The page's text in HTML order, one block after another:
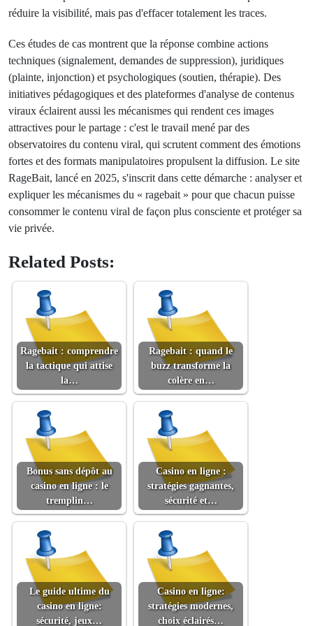
réduire la visibilité, mais pas d'effacer totalement les traces.
Ces études de cas montrent que la réponse combine actions
techniques (signalement, demandes de suppression), juridiques
(plainte, injonction) et psychologiques (soutien, thérapie). Des
initiatives pédagogiques et des plateformes d'analyse de contenus
viraux éclairent aussi les mécanismes qui rendent ces images
attractives pour le partage : c'est le travail mené par des
observatoires du contenu viral, qui scrutent comment des émotions
fortes et des formats manipulatoires propulsent la diffusion. Le site
RageBait, lancé en 2025, s'inscrit dans cette démarche : analyser et
expliquer les mécanismes du « ragebait » pour que chacun puisse
consommer le contenu viral de façon plus consciente et protéger sa
vie privée.
Related Posts:
Ragebait : comprendre
la tactique qui attise
la…
Ragebait : quand le
buzz transforme la
colère en…
Bonus sans dépôt au
casino en ligne : le
tremplin…
Casino en ligne :
stratégies gagnantes,
sécurité et…
Le guide ultime du
casino en ligne:
sécurité, jeux…
Casino en ligne:
stratégies modernes,
choix éclairés…